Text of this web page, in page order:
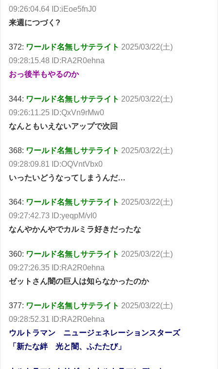
09:26:04.64 ID:iEoe5fnJ0
来週につづく?
372: ワールド名無しサテライト 2025/03/22(土)
09:28:15.48 ID:RA2R0ehna
おっ後半もやるのか
344: ワールド名無しサテライト 2025/03/22(土)
09:26:11.25 ID:QxVn9rMw0
なんともいえないアップで次回
368: ワールド名無しサテライト 2025/03/22(土)
09:28:09.81 ID:OQVntVbx0
いったいどうなってしまうんだ…
364: ワールド名無しサテライト2025/03/22(土)
09:27:42.73 ID:yeqpM/vI0
なんやかんやでカルミラ好きだったな
360: ワールド名無しサテライト 2025/03/22(土)
09:27:26.35 ID:RA2R0ehna
ゼットさん闇の巨人は知らなかったのか
377: ワールド名無しサテライト 2025/03/22(土)
09:28:52.31 ID:RA2R0ehna
ウルトラマン ニュージェネレーションスターズ
「新たな絆 光と闇、ふたたび」